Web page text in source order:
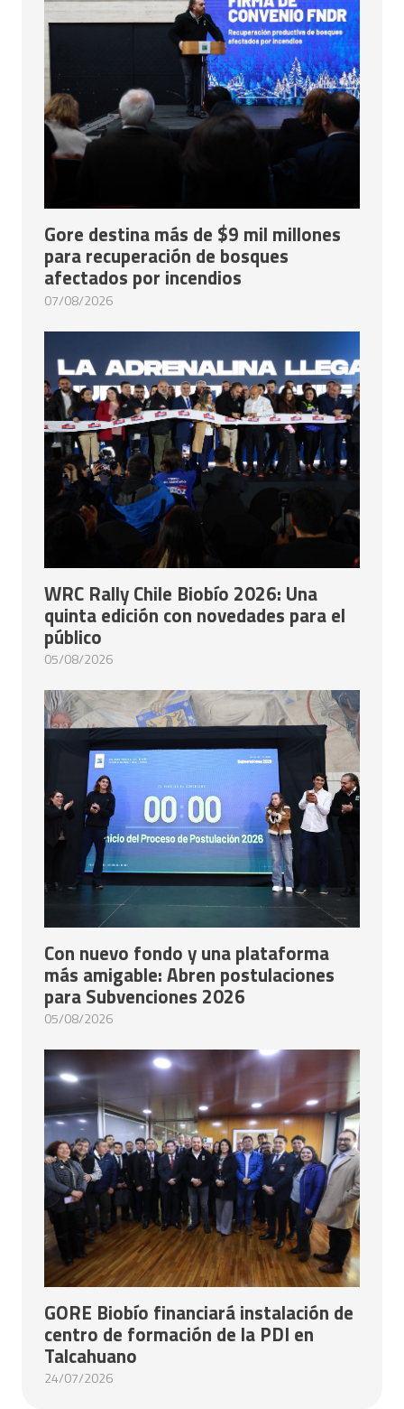
Gore destina más de $9 mil millones
para recuperación de bosques
afectados por incendios
07/08/2026
WRC Rally Chile Biobío 2026: Una
quinta edición con novedades para el
público
05/08/2026
Con nuevo fondo y una plataforma
más amigable: Abren postulaciones
para Subvenciones 2026
05/08/2026
GORE Biobío financiará instalación de
centro de formación de la PDI en
Talcahuano
24/07/2026